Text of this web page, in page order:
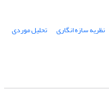
نظریه سازه انگاری تحلیل موردی